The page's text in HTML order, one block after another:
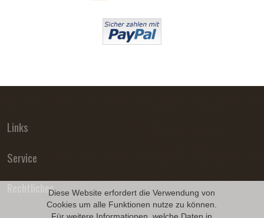
Diese Website erfordert die Verwendung von
Cookies um alle Funktionen nutze zu können.
Links
Service
Rechtliches